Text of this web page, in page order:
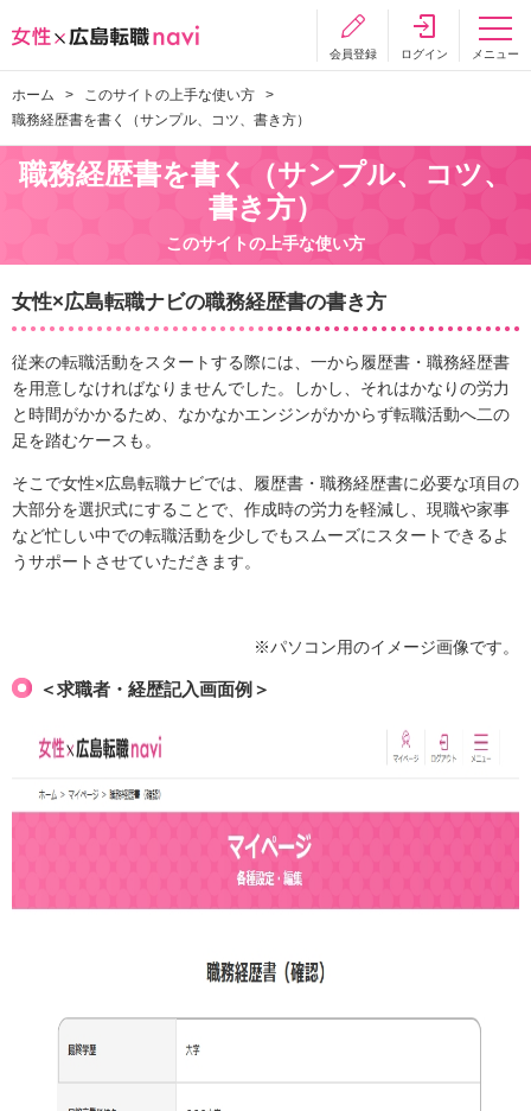
会員登録 ログイン メニュー
ホーム
このサイトの上手な使い方
職務経歴書を書く（サンプル、コツ、書き方）
職務経歴書を書く（サンプル、コツ、
書き方）
このサイトの上手な使い方
女性×広島転職ナビの職務経歴書の書き方
従来の転職活動をスタートする際には、一から履歴書・職務経歴書
を用意しなければなりませんでした。しかし、それはかなりの労力
と時間がかかるため、なかなかエンジンがかからず転職活動へ二の
足を踏むケースも。
そこで女性×広島転職ナビでは、履歴書・職務経歴書に必要な項目の
大部分を選択式にすることで、作成時の労力を軽減し、現職や家事
など忙しい中での転職活動を少しでもスムーズにスタートできるよ
うサポートさせていただきます。
※パソコン用のイメージ画像です。
＜求職者・経歴記入画面例＞